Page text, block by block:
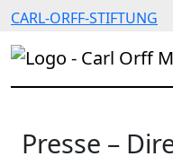
CARL-ORFF-STIFTUNG
Presse –